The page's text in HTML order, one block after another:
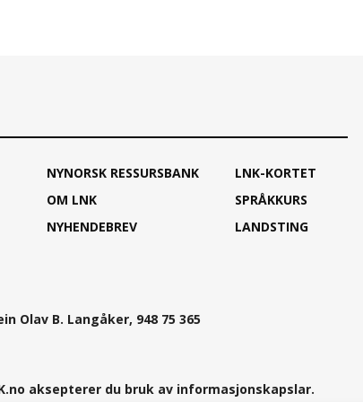
NYNORSK RESSURSBANK
OM LNK
NYHENDEBREV
LNK-KORTET
SPRÅKKURS
LANDSTING
Olav B. Langåker, 948 75 365
aksepterer du bruk av informasjonskapslar.